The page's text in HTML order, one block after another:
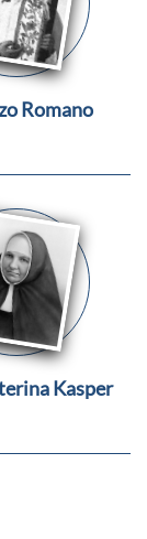
Romano
Kasper